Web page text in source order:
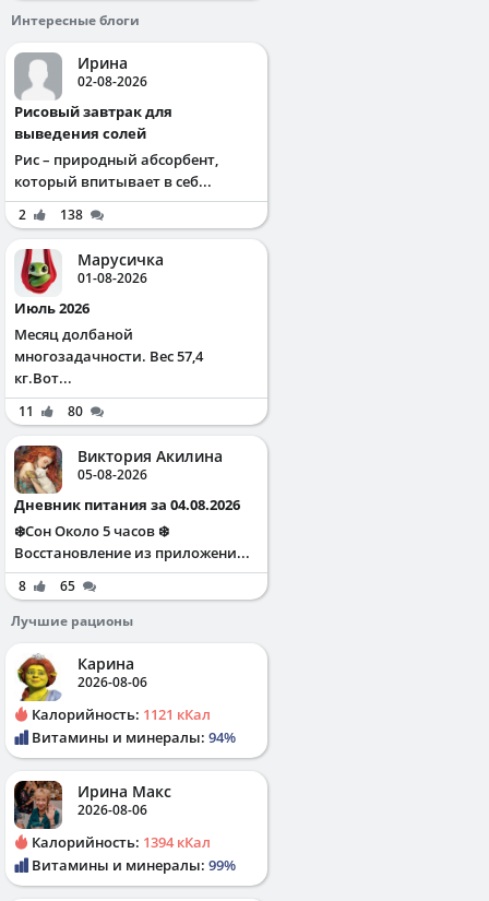
Интересные блоги
Ирина
02-08-2026
Рисовый завтрак для
выведения солей
Рис – природный абсорбент,
который впитывает в себ...
2 138
Марусичка
01-08-2026
Июль 2026
Месяц долбаной
многозадачности. Вес 57,4
кг.Вот...
11 80
Виктория Акилина
05-08-2026
Дневник питания за 04.08.2026
❄️Сон Около 5 часов ❄️
Восстановление из приложени...
8
65
Лучшие рационы
Карина
2026-08-06
Калорийность: 1121 кКал
Витамины и минералы: 94%
Ирина Макс
2026-08-06
Калорийность: 1394 кКал
Витамины и минералы: 99%